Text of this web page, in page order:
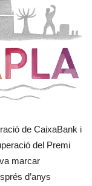
de CaixaBank i
del Premi
marcar
d’anys